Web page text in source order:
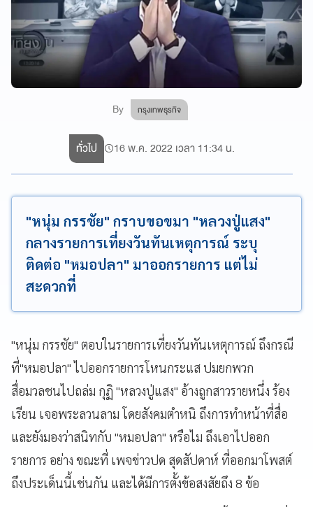
By กรุงเทพธุรกิจ
ทั่วไป 16 พ.ค. 2022 เวลา 11:34 น.
"หนุ่ม กรรชัย" กราบขอขมา "หลวงปู่แสง"
กลางรายการเที่ยงวันทันเหตุการณ์ ระบุ
ติดต่อ "หมอปลา" มาออกรายการ แต่ไม่
สะดวกที่
"หนุ่ม กรรชัย" ตอบในรายการเที่ยงวันทันเหตุการณ์ ถึงกรณี
ที่"หมอปลา" ไปออกรายการโหนกระแส ปมยกพวก
สื่อมวลชนไปถล่ม กุฏิ "หลวงปู่แสง" อ้างถูกสาวรายหนึ่ง ร้อง
เรียน เจอพระลวนลาม โดยสังคมตำหนิ ถึงการทำหน้าที่สื่อ
และยังมองว่าสนิทกับ "หมอปลา" หรือไม ถึงเอาไปออก
รายการ อย่าง ขณะที่ เพจข่าวปด สุดสัปดาห์ ที่ออกมาโพสต์
ถึงประเด็นนี้เช่นกัน และได้มีการตั้งข้อสงสัยถึง 8 ข้อ